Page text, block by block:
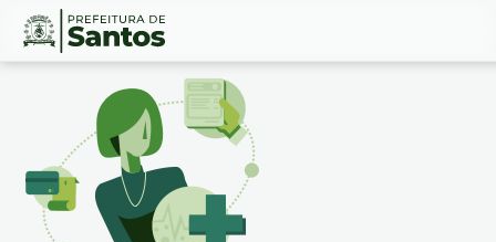
Ir
Conteúdo